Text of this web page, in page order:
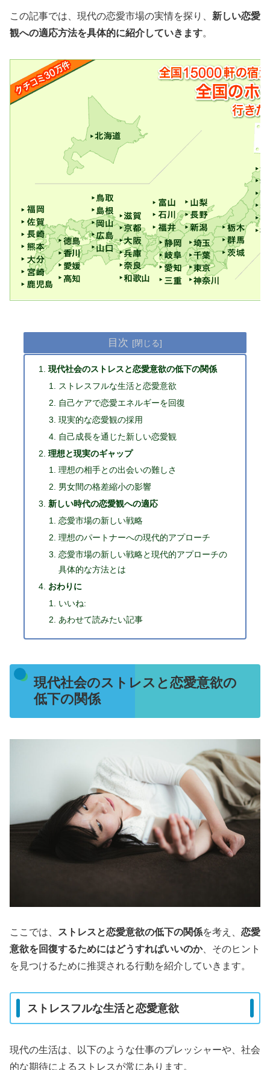
この記事では、現代の恋愛市場の実情を探り、 新しい恋愛
観への適応方法を具体的に紹介していきます。
目次
現代社会のストレスと恋愛意欲の低下の関係
ストレスフルな生活と恋愛意欲
自己ケアで恋愛エネルギーを回復
現実的な恋愛観の採用
自己成長を通じた新しい恋愛観
理想と現実のギャップ
理想の相手との出会いの難しさ
男女間の格差縮小の影響
新しい時代の恋愛観への適応
恋愛市場の新しい戦略
理想のパートナーへの現代的アプローチ
恋愛市場の新しい戦略と現代的アプローチの
具体的な方法とは
おわりに
いいね:
あわせて読みたい記事
現代社会のストレスと恋愛意欲の
低下の関係
ここでは、 ストレスと恋愛意欲の低下の関係を考え、 恋愛
意欲を回復するためにはどうすればいいのか、そのヒント
を見つけるために推奨される行動を紹介していきます。
ストレスフルな生活と恋愛意欲
現代の生活は、以下のような仕事のプレッシャーや、社会
的な期待によるストレスが常にあります。